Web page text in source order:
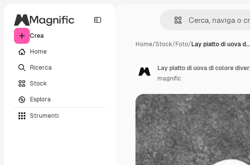
Crea
Home
Ricerca
Stock
Esplora
Strumenti
Home/Stock/Foto/Lay piatto di uova d…
magnific